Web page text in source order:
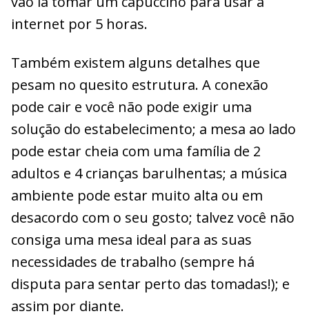
internet por 5 horas.
Também existem alguns detalhes que
pesam no quesito estrutura. A conexão
pode cair e você não pode exigir uma
solução do estabelecimento; a mesa ao lado
pode estar cheia com uma família de 2
adultos e 4 crianças barulhentas; a música
ambiente pode estar muito alta ou em
desacordo com o seu gosto; talvez você não
consiga uma mesa ideal para as suas
necessidades de trabalho (sempre há
disputa para sentar perto das tomadas!); e
assim por diante.